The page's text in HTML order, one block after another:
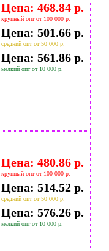
Цена: 468.84 р.
крупный опт от 100 000 р.
Цена: 501.66 р.
средний опт от 50 000 р.
Цена: 561.86 р.
мелкий опт от 10 000 р.
Цена: 480.86 р.
крупный опт от 100 000 р.
Цена: 514.52 р.
средний опт от 50 000 р.
Цена: 576.26 р.
мелкий опт от 10 000 р.